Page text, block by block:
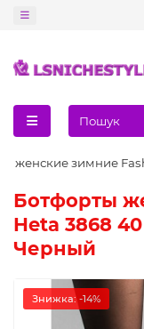
женские зимние
Ботфорты
Heta 3868
Черный
Знижка: -14%